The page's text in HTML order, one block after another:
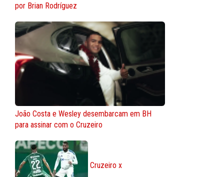
por Brian Rodríguez
João Costa e Wesley desembarcam em BH
para assinar com o Cruzeiro
Cruzeiro x